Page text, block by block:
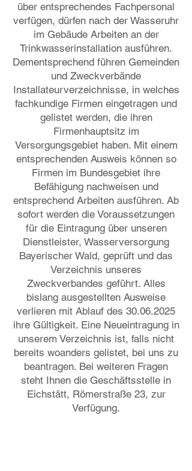
über entsprechendes Fachpersonal
verfügen, dürfen nach der Wasseruhr
im Gebäude Arbeiten an der
Trinkwasserinstallation ausführen.
Dementsprechend führen Gemeinden
und Zweckverbände
Installateurverzeichnisse, in welches
fachkundige Firmen eingetragen und
gelistet werden, die ihren
Firmenhauptsitz im
Versorgungsgebiet haben. Mit einem
entsprechenden Ausweis können so
Firmen im Bundesgebiet ihre
Befähigung nachweisen und
entsprechend Arbeiten ausführen. Ab
sofort werden die Voraussetzungen
für die Eintragung über unseren
Dienstleister, Wasserversorgung
Bayerischer Wald, geprüft und das
Verzeichnis unseres
Zweckverbandes geführt. Alles
bislang ausgestellten Ausweise
verlieren mit Ablauf des 30.06.2025
ihre Gültigkeit. Eine Neueintragung in
unserem Verzeichnis ist, falls nicht
bereits woanders gelistet, bei uns zu
beantragen. Bei weiteren Fragen
steht Ihnen die Geschäftsstelle in
Eichstätt, Römerstraße 23, zur
Verfügung.